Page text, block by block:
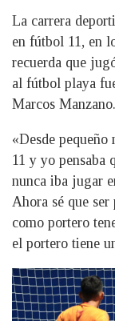
La carrera
en fútbol 11, en
recuerda que
al fútbol playa
Marcos Manzano.
«Desde
11 y yo pensaba
nunca iba jugar
Ahora sé que
como portero
el portero tiene